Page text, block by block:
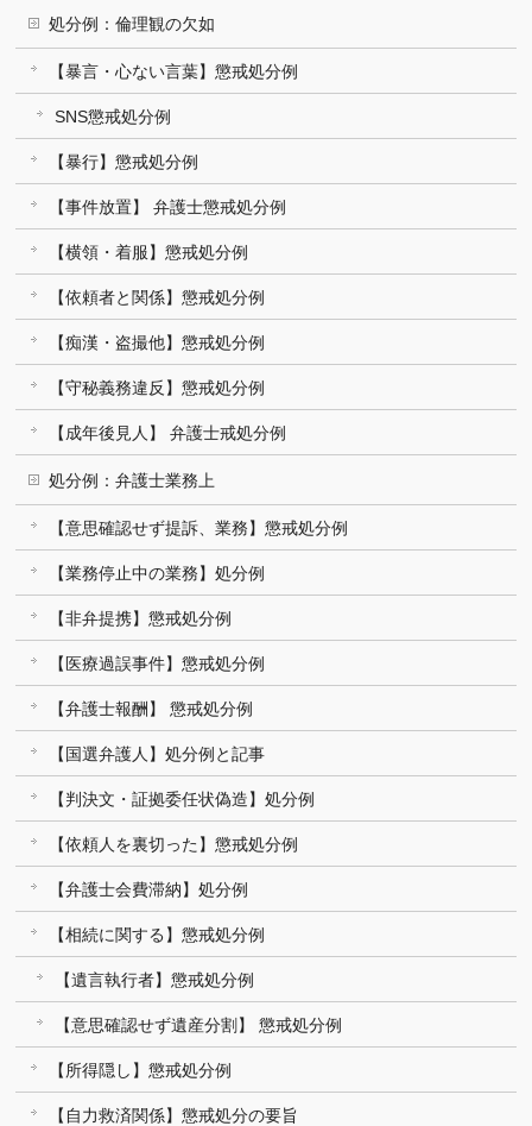
処分例：倫理観の欠如
【暴言・心ない言葉】懲戒処分例
SNS懲戒処分例
【暴行】懲戒処分例
【事件放置】 弁護士懲戒処分例
【横領・着服】懲戒処分例
【依頼者と関係】懲戒処分例
【痴漢・盗撮他】懲戒処分例
【守秘義務違反】懲戒処分例
【成年後見人】 弁護士戒処分例
処分例：弁護士業務上
【意思確認せず提訴、業務】懲戒処分例
【業務停止中の業務】処分例
【非弁提携】懲戒処分例
【医療過誤事件】懲戒処分例
【弁護士報酬】 懲戒処分例
【国選弁護人】処分例と記事
【判決文・証拠委任状偽造】処分例
【依頼人を裏切った】懲戒処分例
【弁護士会費滞納】処分例
【相続に関する】懲戒処分例
【遺言執行者】懲戒処分例
【意思確認せず遺産分割】 懲戒処分例
【所得隠し】懲戒処分例
【自力救済関係】懲戒処分の要旨